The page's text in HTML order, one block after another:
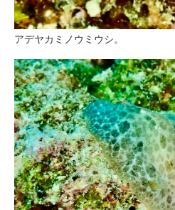
アデヤカミノウミウシ。